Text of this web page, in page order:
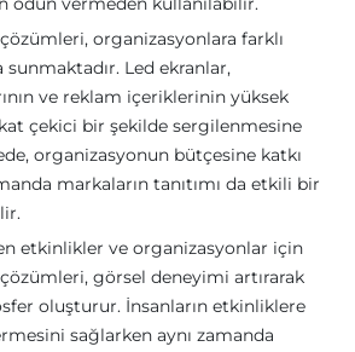
organizasyonlara farklı
sunmaktadır. Led ekranlar,
ve reklam içeriklerinin yüksek
çekici bir şekilde sergilenmesine
organizasyonun bütçesine katkı
markaların tanıtımı da etkili bir
etkinlikler ve organizasyonlar için
görsel deneyimi artırarak
oluşturur. İnsanların etkinliklere
sağlarken aynı zamanda